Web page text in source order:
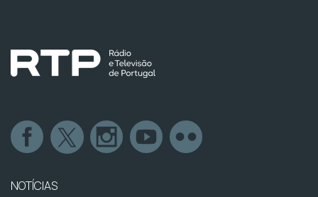
NOTÍCIAS